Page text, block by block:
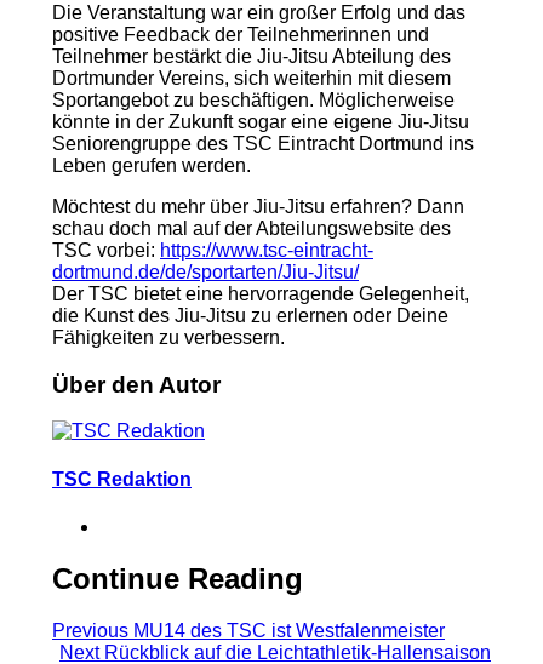
Die Veranstaltung war ein großer Erfolg und das
positive Feedback der Teilnehmerinnen und
Teilnehmer bestärkt die Jiu-Jitsu Abteilung des
Dortmunder Vereins, sich weiterhin mit diesem
Sportangebot zu beschäftigen. Möglicherweise
könnte in der Zukunft sogar eine eigene Jiu-Jitsu
Seniorengruppe des TSC Eintracht Dortmund ins
Leben gerufen werden.
Möchtest du mehr über Jiu-Jitsu erfahren? Dann
schau doch mal auf der Abteilungswebsite des
TSC vorbei: https://www.tsc-eintracht-
dortmund.de/de/sportarten/Jiu-Jitsu/
Der TSC bietet eine hervorragende Gelegenheit,
die Kunst des Jiu-Jitsu zu erlernen oder Deine
Fähigkeiten zu verbessern.
Über den Autor
TSC Redaktion
Continue Reading
Previous MU14 des TSC ist Westfalenmeister
NextRückblick auf die Leichtathletik-Hallensaison